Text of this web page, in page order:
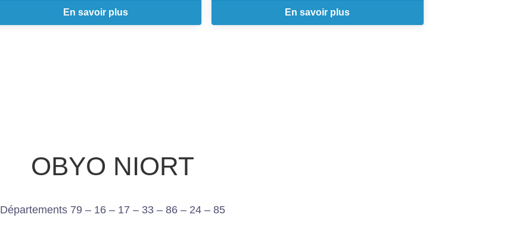
En savoir plus En savoir plus
OBYO NIORT
Départements 79 – 16 – 17 – 33 – 86 – 24 – 85